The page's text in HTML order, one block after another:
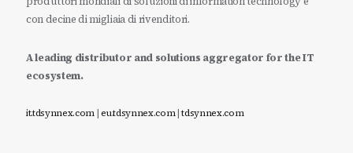
con decine di migliaia di rivenditori.
A leading distributor and solutions aggregator for the IT
ecosystem.
it.tdsynnex.com|eu.tdsynnex.com|tdsynnex.com